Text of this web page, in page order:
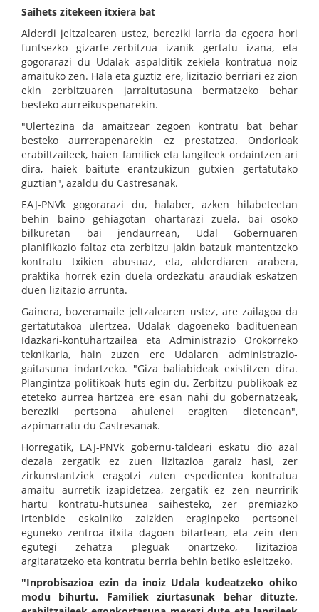
Saihets zitekeen itxiera bat
Alderdi jeltzalearen ustez, bereziki larria da egoera hori
funtsezko gizarte-zerbitzua izanik gertatu izana, eta
gogorarazi du Udalak aspalditik zekiela kontratua noiz
amaituko zen. Hala eta guztiz ere, lizitazio berriari ez zion
ekin zerbitzuaren jarraitutasuna bermatzeko behar
besteko aurreikuspenarekin.
"Ulertezina da amaitzear zegoen kontratu bat behar
besteko aurrerapenarekin ez prestatzea. Ondorioak
erabiltzaileek, haien familiek eta langileek ordaintzen ari
dira, haiek baitute erantzukizun gutxien gertatutako
guztian", azaldu du Castresanak.
EAJ-PNVk gogorarazi du, halaber, azken hilabeteetan
behin baino gehiagotan ohartarazi zuela, bai osoko
bilkuretan bai jendaurrean, Udal Gobernuaren
planifikazio faltaz eta zerbitzu jakin batzuk mantentzeko
kontratu txikien abusuaz, eta, alderdiaren arabera,
praktika horrek ezin duela ordezkatu araudiak eskatzen
duen lizitazio arrunta.
Gainera, bozeramaile jeltzalearen ustez, are zailagoa da
gertatutakoa ulertzea, Udalak dagoeneko badituenean
Idazkari-kontuhartzailea eta Administrazio Orokorreko
teknikaria, hain zuzen ere Udalaren administrazio-
gaitasuna indartzeko. "Giza baliabideak existitzen dira.
Plangintza politikoak huts egin du. Zerbitzu publikoak ez
eteteko aurrea hartzea ere esan nahi du gobernatzeak,
bereziki pertsona ahulenei eragiten dietenean",
azpimarratu du Castresanak.
Horregatik, EAJ-PNVk gobernu-taldeari eskatu dio azal
dezala zergatik ez zuen lizitazioa garaiz hasi, zer
zirkunstantziek eragotzi zuten espedientea kontratua
amaitu aurretik izapidetzea, zergatik ez zen neurririk
hartu kontratu-hutsunea saihesteko, zer premiazko
irtenbide eskainiko zaizkien eraginpeko pertsonei
eguneko zentroa itxita dagoen bitartean, eta zein den
egutegi zehatza pleguak onartzeko, lizitazioa
argitaratzeko eta kontratu berria behin betiko esleitzeko.
"Inprobisazioa ezin da inoiz Udala kudeatzeko ohiko
modu bihurtu. Familiek ziurtasunak behar dituzte,